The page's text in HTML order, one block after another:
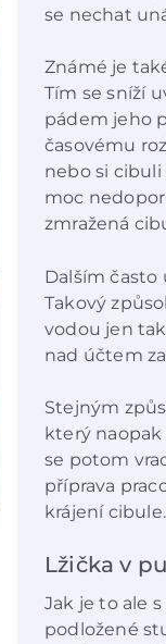
se nechat
Známé je
Tím se sníží
pádem jeho
časovému
nebo si
moc
zmražená
Dalším
Takový
vodou jen
nad účtem
Stejným
který naopak
se potom
příprava
krájení cibule.
Lžička v
Jak je to ale
podložené